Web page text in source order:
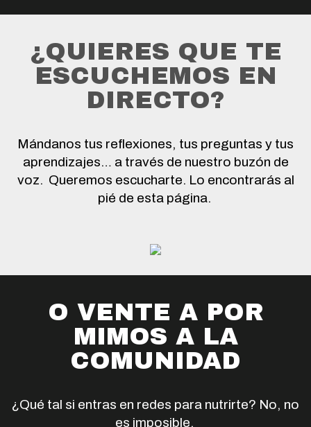
¿QUIERES QUE TE
ESCUCHEMOS EN
DIRECTO?
Mándanos tus reflexiones, tus preguntas y tus
aprendizajes… a través de nuestro buzón de
voz. Queremos escucharte. Lo encontrarás al
pié de esta página.
O VENTE A POR
MIMOS A LA
COMUNIDAD
¿Qué tal si entras en redes para nutrirte? No, no
es imposible.